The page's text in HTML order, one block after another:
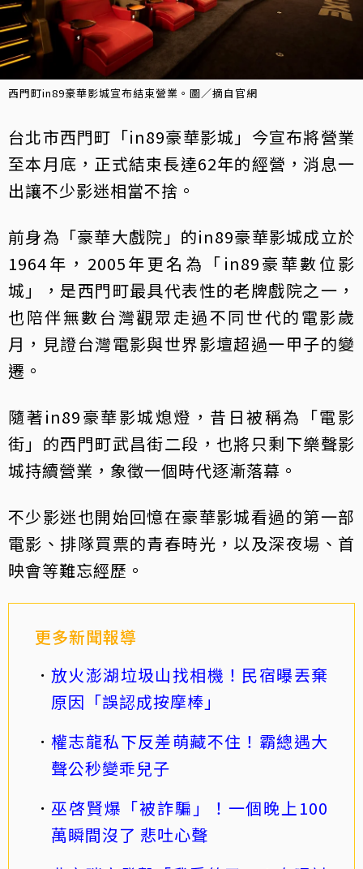
西門町in89豪華影城宣布結束營業。圖／摘自官網
台北市西門町「in89豪華影城」今宣布將營業
至本月底，正式結束長達62年的經營，消息一
出讓不少影迷相當不捨。
前身為「豪華大戲院」的in89豪華影城成立於
1964年，2005年更名為「in89豪華數位影
城」，是西門町最具代表性的老牌戲院之一，
也陪伴無數台灣觀眾走過不同世代的電影歲
月，見證台灣電影與世界影壇超過一甲子的變
遷。
隨著in89豪華影城熄燈，昔日被稱為「電影
街」的西門町武昌街二段，也將只剩下樂聲影
城持續營業，象徵一個時代逐漸落幕。
不少影迷也開始回憶在豪華影城看過的第一部
電影、排隊買票的青春時光，以及深夜場、首
映會等難忘經歷。
更多新聞報導
放火澎湖垃圾山找相機！民宿曝丟棄
原因「誤認成按摩棒」
權志龍私下反差萌藏不住！霸總遇大
聲公秒變乖兒子
巫啓賢爆「被詐騙」！一個晚上100
萬瞬間沒了 悲吐心聲